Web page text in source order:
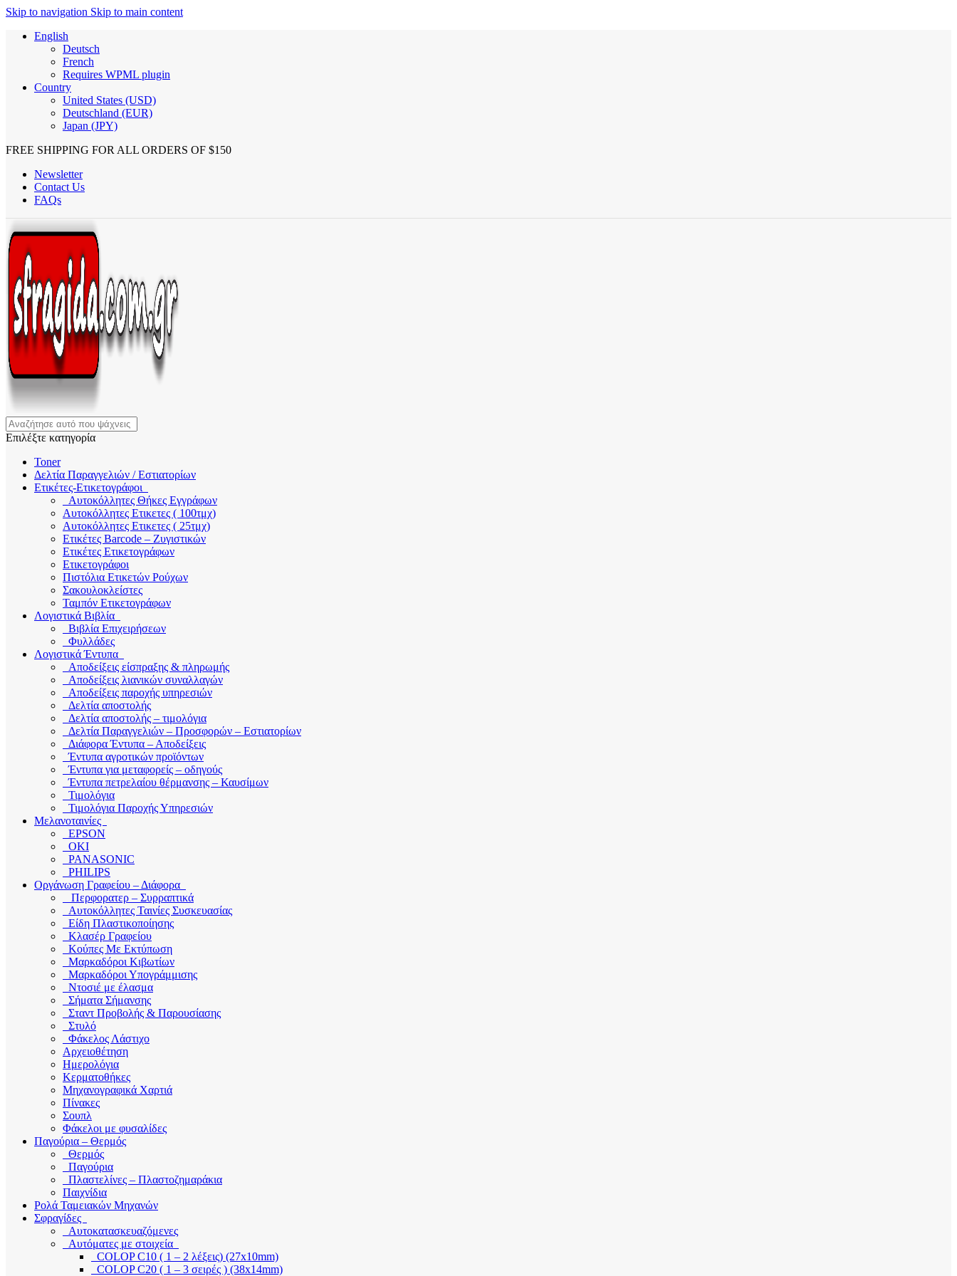
Skip to navigation Skip to main content
English
Deutsch
French
Requires WPML plugin
Country
United States (USD)
Deutschland (EUR)
Japan (JPY)
FREE SHIPPING FOR ALL ORDERS OF $150
Newsletter
Contact Us
FAQs
Επιλέξτε κατηγορία
Toner
Δελτία Παραγγελιών / Εστιατορίων
Ετικέτες-Ετικετογράφοι
Αυτοκόλλητες Θήκες Εγγράφων
Αυτοκόλλητες Ετικετες ( 100τμχ)
Αυτοκόλλητες Ετικετες ( 25τμχ)
Ετικέτες Barcode – Ζυγιστικών
Ετικέτες Ετικετογράφων
Ετικετογράφοι
Πιστόλια Ετικετών Ρούχων
Σακουλοκλείστες
Ταμπόν Ετικετογράφων
Λογιστικά Βιβλία
Βιβλία Επιχειρήσεων
Φυλλάδες
Λογιστικά Έντυπα
Αποδείξεις είσπραξης & πληρωμής
Αποδείξεις λιανικών συναλλαγών
Αποδείξεις παροχής υπηρεσιών
Δελτία αποστολής
Δελτία αποστολής – τιμολόγια
Δελτία Παραγγελιών – Προσφορών – Εστιατορίων
Διάφορα Έντυπα – Αποδείξεις
Έντυπα αγροτικών προϊόντων
Έντυπα για μεταφορείς – οδηγούς
Έντυπα πετρελαίου θέρμανσης – Καυσίμων
Τιμολόγια
Τιμολόγια Παροχής Υπηρεσιών
Μελανοταινίες
EPSON
OKI
PANASONIC
PHILIPS
Οργάνωση Γραφείου – Διάφορα
Περφορατερ – Συρραπτικά
Αυτοκόλλητες Ταινίες Συσκευασίας
Είδη Πλαστικοποίησης
Κλασέρ Γραφείου
Κούπες Με Εκτύπωση
Μαρκαδόροι Κιβωτίων
Μαρκαδόροι Υπογράμμισης
Ντοσιέ με έλασμα
Σήματα Σήμανσης
Σταντ Προβολής & Παρουσίασης
Στυλό
Φάκελος Λάστιχο
Αρχειοθέτηση
Ημερολόγια
Κερματοθήκες
Μηχανογραφικά Χαρτιά
Πίνακες
Σουπλ
Φάκελοι με φυσαλίδες
Παγούρια – Θερμός
Θερμός
Παγούρια
Πλαστελίνες – Πλαστοζημαράκια
Παιχνίδια
Ρολά Ταμειακών Μηχανών
Σφραγίδες
Αυτοκατασκευαζόμενες
Αυτόματες με στοιχεία
COLOP C10 ( 1 – 2 λέξεις) (27x10mm)
COLOP C20 ( 1 – 3 σειρές ) (38x14mm)